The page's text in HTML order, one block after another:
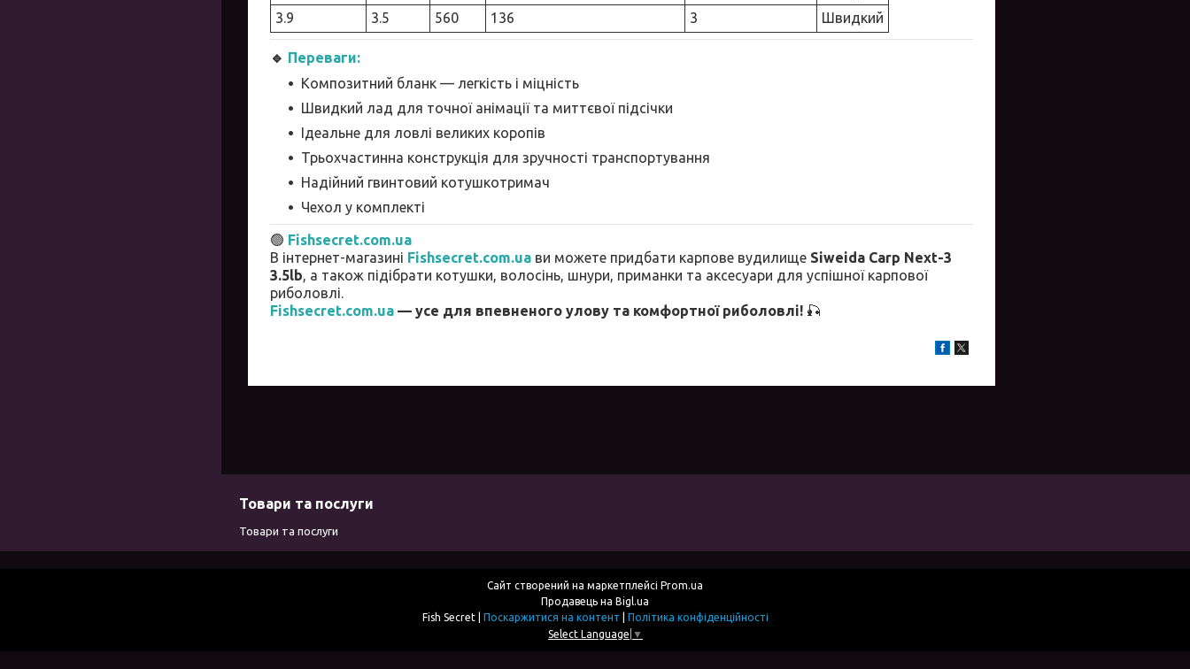
3.9
3.5 560 136 3 Швидкий
🔹 Переваги:
Композитний бланк — легкість і міцність
Швидкий лад для точної анімації та миттєвої підсічки
Ідеальне для ловлі великих коропів
Трьохчастинна конструкція для зручності транспортування
Надійний гвинтовий котушкотримач
Чехол у комплекті
🟢 Fishsecret.com.ua
В інтернет-магазині Fishsecret.com.ua ви можете придбати карпове вудилище Siweida Carp Next-3
3.5lb, а також підібрати котушки, волосінь, шнури, приманки та аксесуари для успішної карпової
риболовлі.
Fishsecret.com.ua — усе для впевненого улову та комфортної риболовлі! 🎣
Товари та послуги
Товари та послуги
Сайт створений на маркетплейсі Prom.ua
Продавець на Bigl.ua
Поскаржитися на контент
Політика конфіденційності
Select Language ▼